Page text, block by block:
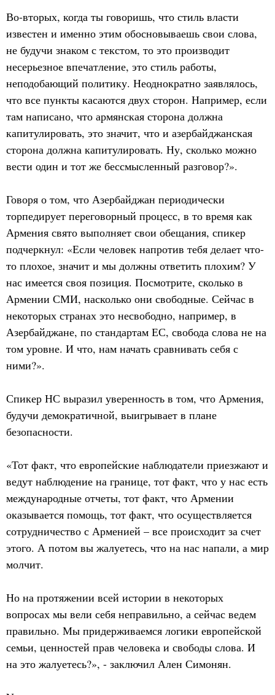
Во-вторых, когда ты говоришь, что стиль власти
известен и именно этим обосновываешь свои слова,
не будучи знаком с текстом, то это производит
несерьезное впечатление, это стиль работы,
неподобающий политику. Неоднократно заявлялось,
что все пункты касаются двух сторон. Например, если
там написано, что армянская сторона должна
капитулировать, это значит, что и азербайджанская
сторона должна капитулировать. Ну, сколько можно
вести один и тот же бессмысленный разговор?».
Говоря о том, что Азербайджан периодически
торпедирует переговорный процесс, в то время как
Армения свято выполняет свои обещания, спикер
подчеркнул: «Если человек напротив тебя делает что-
то плохое, значит и мы должны ответить плохим? У
нас имеется своя позиция. Посмотрите, сколько в
Армении СМИ, насколько они свободные. Сейчас в
некоторых странах это несвободно, например, в
Азербайджане, по стандартам ЕС, свобода слова не на
том уровне. И что, нам начать сравнивать себя с
ними?».
Спикер НС выразил уверенность в том, что Армения,
будучи демократичной, выигрывает в плане
безопасности.
«Тот факт, что европейские наблюдатели приезжают и
ведут наблюдение на границе, тот факт, что у нас есть
международные отчеты, тот факт, что Армении
оказывается помощь, тот факт, что осуществляется
сотрудничество с Арменией – все происходит за счет
этого. А потом вы жалуетесь, что на нас напали, а мир
молчит.
Но на протяжении всей истории в некоторых
вопросах мы вели себя неправильно, а сейчас ведем
правильно. Мы придерживаемся логики европейской
семьи, ценностей прав человека и свободы слова. И
на это жалуетесь?», - заключил Ален Симонян.